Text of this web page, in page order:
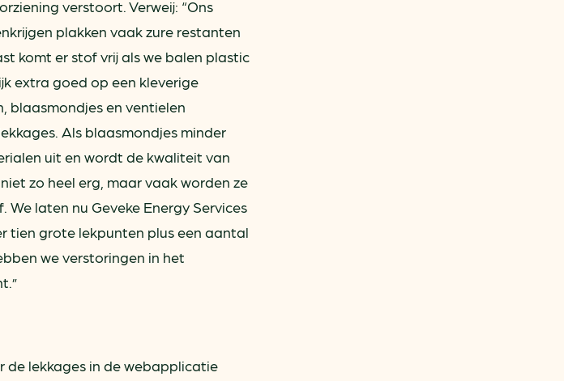
verstoort. Verweij: “Ons
plakken vaak zure restanten
komt er stof vrij als we balen plastic
extra goed op een kleverige
blaasmondjes en ventielen
Als blaasmondjes minder
uit en wordt de kwaliteit van
zo heel erg, maar vaak worden ze
laten nu Geveke Energy Services
tien grote lekpunten plus een aantal
we verstoringen in het
de lekkages in de webapplicatie